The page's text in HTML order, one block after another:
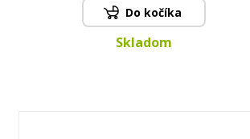
Do kočíka
Skladom